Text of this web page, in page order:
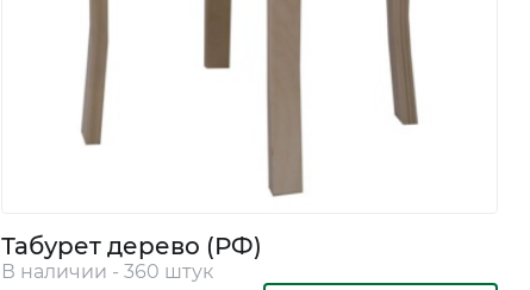
Табурет дерево (РФ)
В наличии - 360 штук